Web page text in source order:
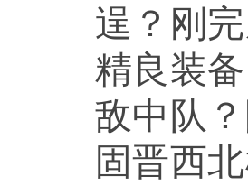
逞？刚
精良装
敌中队
固晋西